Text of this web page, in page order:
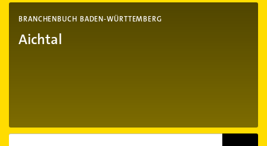
BRANCHENBUCH BADEN-WÜRTTEMBERG
Aichtal